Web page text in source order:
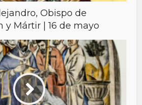
Obispo de
y Mártir | 16 de mayo